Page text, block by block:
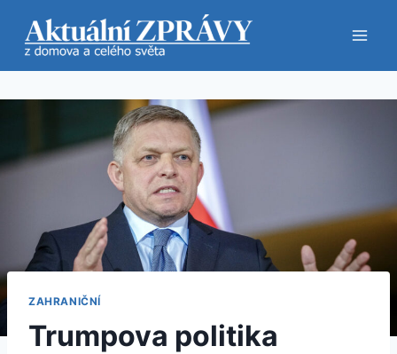
obsah
ZAHRANIČNÍ
Trumpova politika